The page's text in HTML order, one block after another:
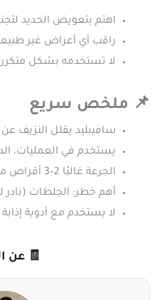
اهتم بتعويض الحديد
راقب أي أعراض غير
لا تستخدمه بشكل متكرر
📌 ملخص سريع
سافيبليد يقلل النزيف
يستخدم في العمليات،
الجرعة غالبًا 2–3 أقراص مرتين أو ثلاث يوميًا
أهم خطر: الجلطات
لا يستخدم مع أدوية
🧾 عن